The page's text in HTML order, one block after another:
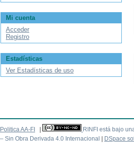
Mi cuenta
Acceder
Registro
Estadísticas
Ver Estadísticas de uso
Politica AA-FI RINFI está bajo
– Sin Obra Derivada 4.0 Internacional
DSpace